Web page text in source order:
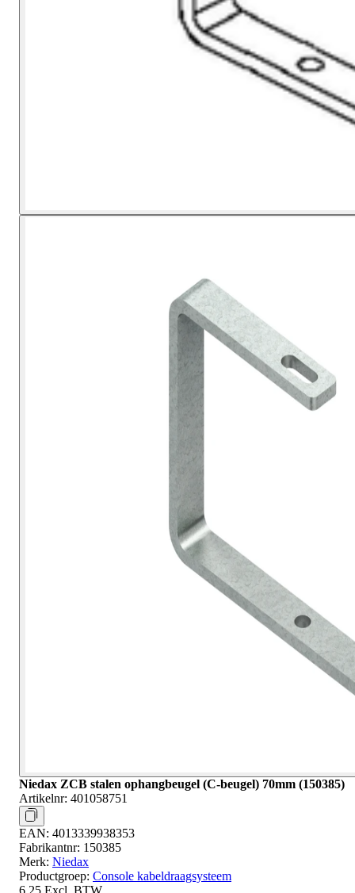
Niedax ZCB stalen ophangbeugel (C-beugel) 70mm (150385)
Artikelnr: 401058751
EAN: 4013339938353
Fabrikantnr: 150385
Merk: Niedax
Productgroep: Console kabeldraagsysteem
6,25 Excl. BTW